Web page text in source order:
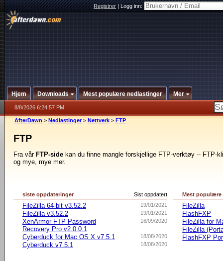
Registrer|Logg inn:
Hjem Downloads Mest populære nedlastinger Mer
8/8/2026 6:24:57 PM
AfterDawn > Nedlastinger > Nettverk > FTP
FTP
Fra vår FTP-side kan du finne mangle forskjellige FTP-verktøy -- FTP-
og mye, mye mer.
Sist oppdatert
siste oppdateringer
19/01/2021
FileZilla 64-bit v3.52.2
19/01/2021
FileZilla v3.52.2
16/09/2020
XenArmor FTP Password
Recovery Pro v2.0.0.1
18/08/2020
Cyberduck for Mac OS X v7.5.1
18/08/2020
Cyberduck v7.5.1
Mest populære
FileZilla
FlashFXP
FileZilla for
FileZilla
FlashFXP